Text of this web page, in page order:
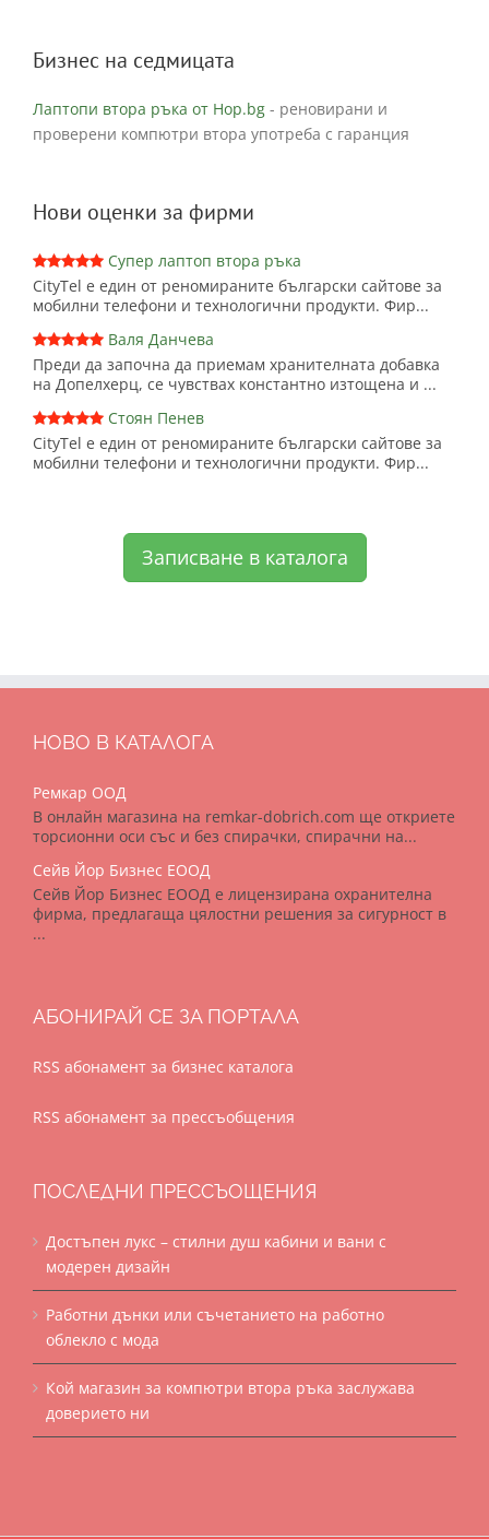
Бизнес на седмицата
Лаптопи втора ръка от Hop.bg - реновирани и
проверени компютри втора употреба с гаранция
Нови оценки за фирми
Супер лаптоп втора ръка
CityTel е един от реномираните български сайтове за
мобилни телефони и технологични продукти. Фир...
Валя Данчева
Преди да започна да приемам хранителната добавка
на Допелхерц, се чувствах константно изтощена и ...
Стоян Пенев
CityTel е един от реномираните български сайтове за
мобилни телефони и технологични продукти. Фир...
Записване в каталога
НОВО В КАТАЛОГА
Ремкар ООД
В онлайн магазина на remkar-dobrich.com ще откриете
торсионни оси със и без спирачки, спирачни на...
Сейв Йор Бизнес ЕООД
Сейв Йор Бизнес ЕООД е лицензирана охранителна
фирма, предлагаща цялостни решения за сигурност в
...
АБОНИРАЙ СЕ ЗА ПОРТАЛА
RSS абонамент за бизнес каталога
RSS абонамент за прессъобщения
ПОСЛЕДНИ ПРЕССЪОЩЕНИЯ
Достъпен лукс – стилни душ кабини и вани с
модерен дизайн
Работни дънки или съчетанието на работно
облекло с мода
Кой магазин за компютри втора ръка заслужава
доверието ни